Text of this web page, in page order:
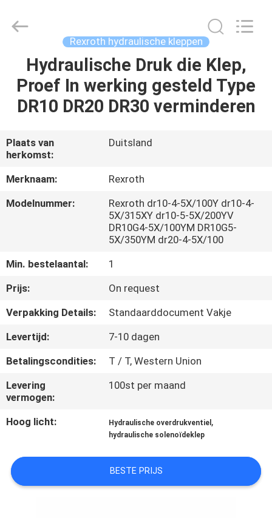
HUIS
PRODUCTEN
ONGEVEER
ONS
FABRIEKSREIS
KWALITEITSCONTROLE
CONTACTEER
ONS
VERZOEK
OM EEN
CITAAT
SITEMAP
PRIVACY
POLICY
Electronic
Limited.
Rexroth hydraulische kleppen
Hydraulische Druk die Klep,
Proef In werking gesteld Type
DR10 DR20 DR30 verminderen
Plaats van
herkomst:
Duitsland
Merknaam:
Rexroth
Modelnummer:
Rexroth dr10-4-5X/100Y dr10-4-
5X/315XY dr10-5-5X/200YV
DR10G4-5X/100YM DR10G5-
5X/350YM dr20-4-5X/100
Min. bestelaantal:
1
Prijs:
On request
Verpakking Details:
Standaarddocument Vakje
Levertijd:
7-10 dagen
Betalingscondities:
T / T, Western Union
Levering
vermogen:
100st per maand
Hoog licht: Hydraulische overdrukventiel ,
hydraulische solenoïdeklep
BESTE PRIJS